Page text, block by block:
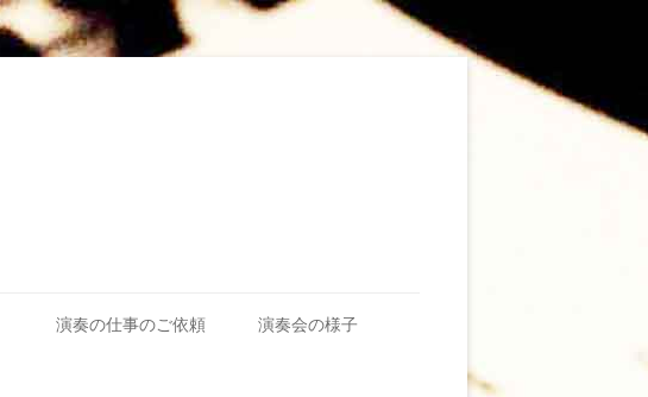
演奏の仕事のご依頼 演奏会の様子